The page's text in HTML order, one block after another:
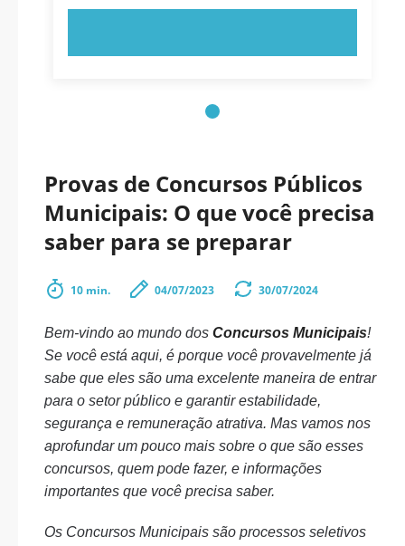
Provas de Concursos Públicos
Municipais: O que você precisa
saber para se preparar
10 min. 04/07/2023 30/07/2024
Bem-vindo ao mundo dos Concursos Municipais!
Se você está aqui, é porque você provavelmente já
sabe que eles são uma excelente maneira de entrar
para o setor público e garantir estabilidade,
segurança e remuneração atrativa. Mas vamos nos
aprofundar um pouco mais sobre o que são esses
concursos, quem pode fazer, e informações
importantes que você precisa saber.
Os Concursos Municipais são processos seletivos